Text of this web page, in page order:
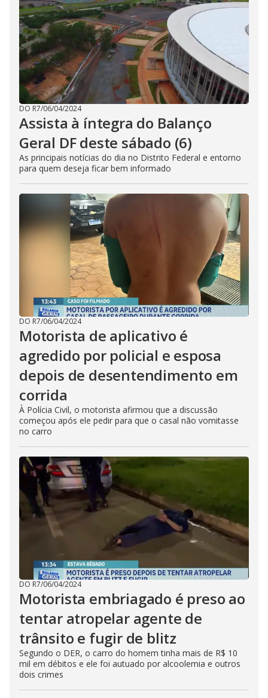
DO R7/06/04/2024
Assista à íntegra do Balanço
Geral DF deste sábado (6)
As principais notícias do dia no Distrito Federal e entorno
para quem deseja ficar bem informado
DO R7/06/04/2024
Motorista de aplicativo é
agredido por policial e esposa
depois de desentendimento em
corrida
À Polícia Civil, o motorista afirmou que a discussão
começou após ele pedir para que o casal não vomitasse
no carro
DO R7/06/04/2024
Motorista embriagado é preso ao
tentar atropelar agente de
trânsito e fugir de blitz
Segundo o DER, o carro do homem tinha mais de R$ 10
mil em débitos e ele foi autuado por alcoolemia e outros
dois crimes